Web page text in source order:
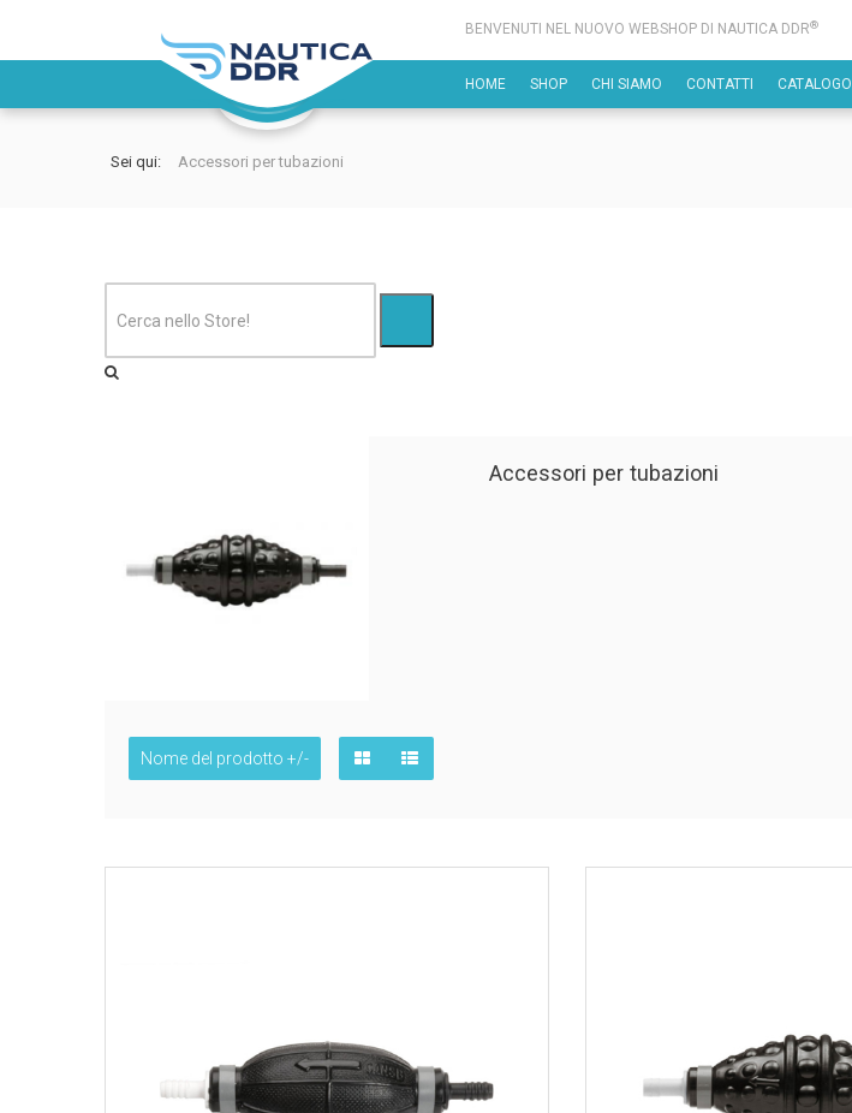
BENVENUTI NEL NUOVO WEBSHOP DI NAUTICA DDR®
HOME SHOP CHI SIAMO CONTATTI CATALOGO
Sei qui: Accessori per tubazioni
Accessori per tubazioni
Nome del prodotto +/-